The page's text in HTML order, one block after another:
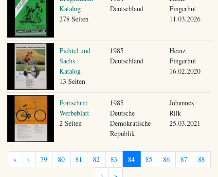
Katalog
278 Seiten
Deutschland
Fingerhut
11.03.2026
Fichtel und
Sachs
Katalog
13 Seiten
1985
Deutschland
Heinz
Fingerhut
16.02.2020
Fortschritt
Werbeblatt
2 Seiten
1985
Deutsche
Demokratische
Republik
Johannes
Rilk
25.03.2021
« ‹ 79 80 81 82 83 84 85 86 87
88
›
»